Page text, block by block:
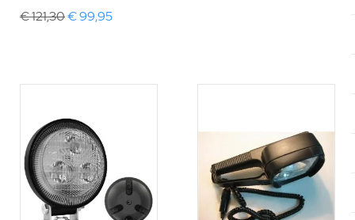
€ 121,30€ 99,95